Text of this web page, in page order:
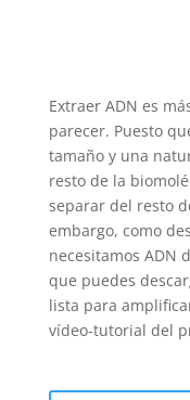
Extraer ADN es
parecer. Puesto
tamaño y una
resto de la
separar del resto
embargo, como
necesitamos ADN
que puedes
lista para
vídeo-tutorial del